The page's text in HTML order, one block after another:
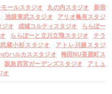
ールスタジオ 丸の内スタジオ
新宿
池袋東武スタジオ
アリオ亀有スタジ
ジオ 成城コルティスタジオ
ららぽー
ららぽーと立川立飛スタジオ
テラ
蔵小杉スタジオ
アトレ川越スタジ
のハルカススタジオ
梅田NU茶屋町ス
阪急西宮ガーデンズスタジオ
アミュ
オ